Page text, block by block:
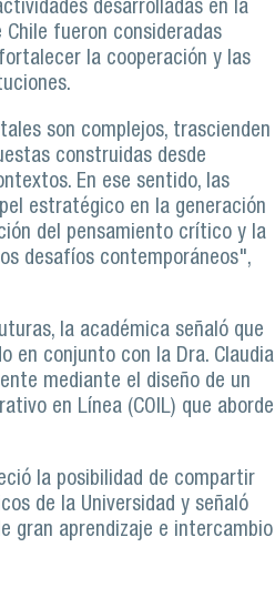
desarrolladas en la
Chile fueron consideradas
la cooperación y las
son complejos, trascienden
construidas desde
En ese sentido, las
estratégico en la generación
del pensamiento crítico y la
desafíos contemporáneos",
la académica señaló que
en conjunto con la Dra. Claudia
mediante el diseño de un
en Línea (COIL) que aborde
la posibilidad de compartir
de la Universidad y señaló
gran aprendizaje e intercambio